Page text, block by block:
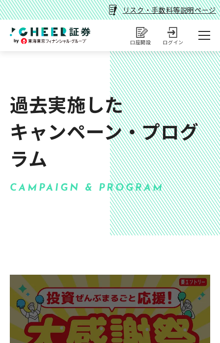
リスク・手数料等説明ページ
口座開設 ログイン
過去実施した
キャンペーン・プログ
ラム
CAMPAIGN & PROGRAM